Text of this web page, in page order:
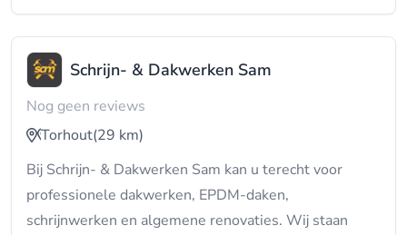
Schrijn- & Dakwerken Sam
Nog geen reviews
Torhout(29 km)
Bij Schrijn- & Dakwerken Sam kan u terecht voor
professionele dakwerken, EPDM-daken,
schrijnwerken en algemene renovaties. Wij staan